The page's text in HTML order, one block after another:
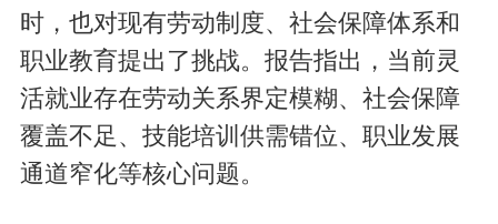
时，也对现有劳动制度、社会保障体系和
职业教育提出了挑战。报告指出，当前灵
活就业存在劳动关系界定模糊、社会保障
覆盖不足、技能培训供需错位、职业发展
通道窄化等核心问题。